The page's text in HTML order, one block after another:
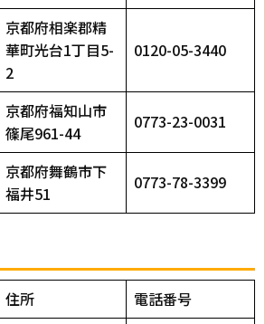
京都府相楽郡精
華町光台1丁目5-
2
0120-05-3440
京都府福知山市
篠尾961-44
0773-23-0031
京都府舞鶴市下
福井51
0773-78-3399
住所 電話番号